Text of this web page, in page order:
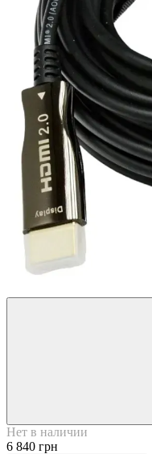
Нет в наличии
6 840 грн